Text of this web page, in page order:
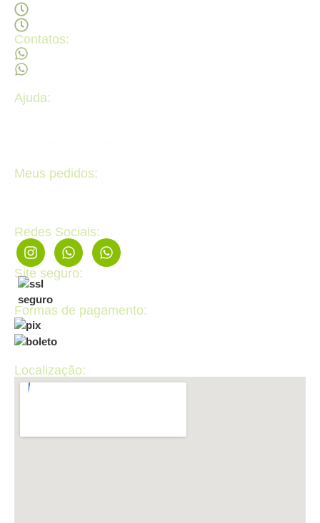
Contatos:
Ajuda:
Meus pedidos:
Redes Sociais:
Site seguro:
Formas de pagamento:
Localização: